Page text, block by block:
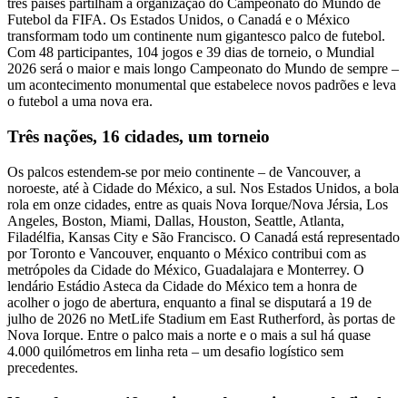
três países partilham a organização do Campeonato do Mundo de
Futebol da FIFA. Os Estados Unidos, o Canadá e o México
transformam todo um continente num gigantesco palco de futebol.
Com 48 participantes, 104 jogos e 39 dias de torneio, o Mundial
2026 será o maior e mais longo Campeonato do Mundo de sempre –
um acontecimento monumental que estabelece novos padrões e leva
o futebol a uma nova era.
Três nações, 16 cidades, um torneio
Os palcos estendem-se por meio continente – de Vancouver, a
noroeste, até à Cidade do México, a sul. Nos Estados Unidos, a bola
rola em onze cidades, entre as quais Nova Iorque/Nova Jérsia, Los
Angeles, Boston, Miami, Dallas, Houston, Seattle, Atlanta,
Filadélfia, Kansas City e São Francisco. O Canadá está representado
por Toronto e Vancouver, enquanto o México contribui com as
metrópoles da Cidade do México, Guadalajara e Monterrey. O
lendário Estádio Asteca da Cidade do México tem a honra de
acolher o jogo de abertura, enquanto a final se disputará a 19 de
julho de 2026 no MetLife Stadium em East Rutherford, às portas de
Nova Iorque. Entre o palco mais a norte e o mais a sul há quase
4.000 quilómetros em linha reta – um desafio logístico sem
precedentes.